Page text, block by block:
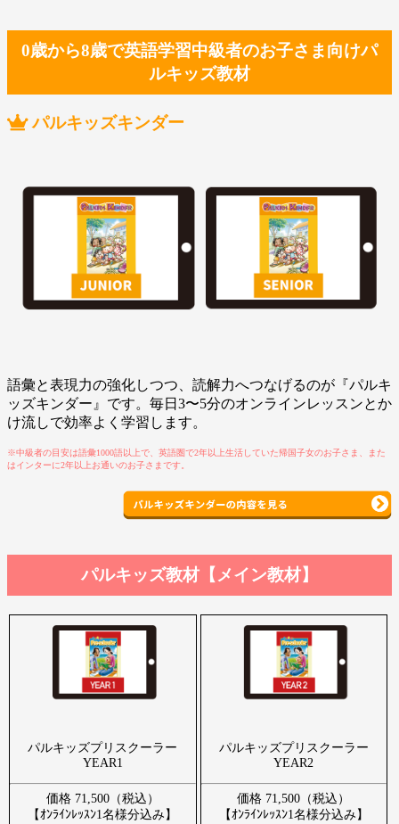
0歳から8歳で英語学習中級者のお子さま向けパ
ルキッズ教材
パルキッズキンダー
語彙と表現力の強化しつつ、読解力へつなげるのが『パルキ
ッズキンダー』です。毎日3〜5分のオンラインレッスンとか
け流しで効率よく学習します。
※中級者の目安は語彙1000語以上で、英語圏で2年以上生活していた帰国子女のお子さま、また
はインターに2年以上お通いのお子さまです。
パルキッズ教材【メイン教材】
パルキッズプリスクーラー
YEAR1
価格 71,500（税込）
【ｵﾝﾗｲﾝﾚｯｽﾝ1名様分込み】
パルキッズプリスクーラー
YEAR2
価格 71,500（税込）
【ｵﾝﾗｲﾝﾚｯｽﾝ1名様分込み】